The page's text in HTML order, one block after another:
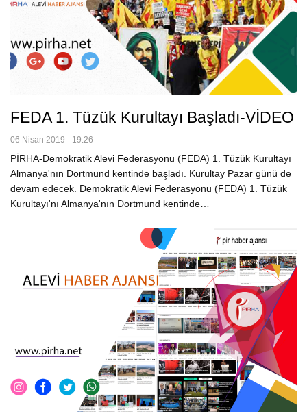
FEDA 1. Tüzük Kurultayı Başladı-VİDEO
06 Nisan 2019 - 19:26
PİRHA-Demokratik Alevi Federasyonu (FEDA) 1. Tüzük Kurultayı
Almanya'nın Dortmund kentinde başladı. Kurultay Pazar günü de
devam edecek. Demokratik Alevi Federasyonu (FEDA) 1. Tüzük
Kurultayı'nı Almanya'nın Dortmund kentinde…